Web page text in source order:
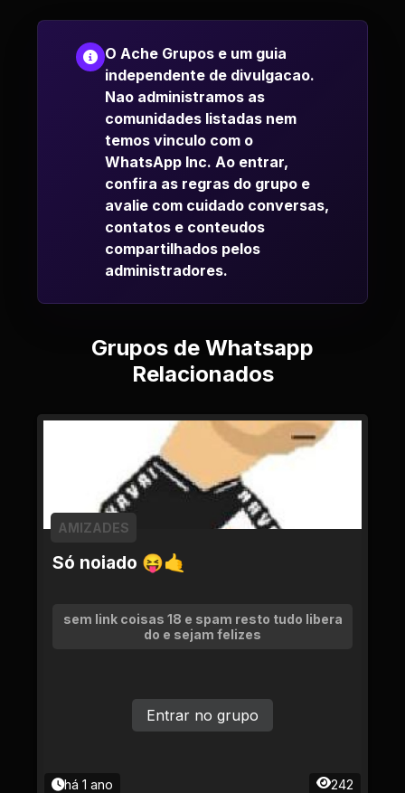
O Ache Grupos e um guia
independente de divulgacao.
Nao administramos as
comunidades listadas nem
temos vinculo com o
WhatsApp Inc. Ao entrar,
confira as regras do grupo e
avalie com cuidado conversas,
contatos e conteudos
compartilhados pelos
administradores.
Grupos de Whatsapp
Relacionados
Só noiado 😝🤙
AMIZADES
sem link coisas 18 e spam resto tudo libera
do e sejam felizes
há 1 ano 242
Entrar no grupo